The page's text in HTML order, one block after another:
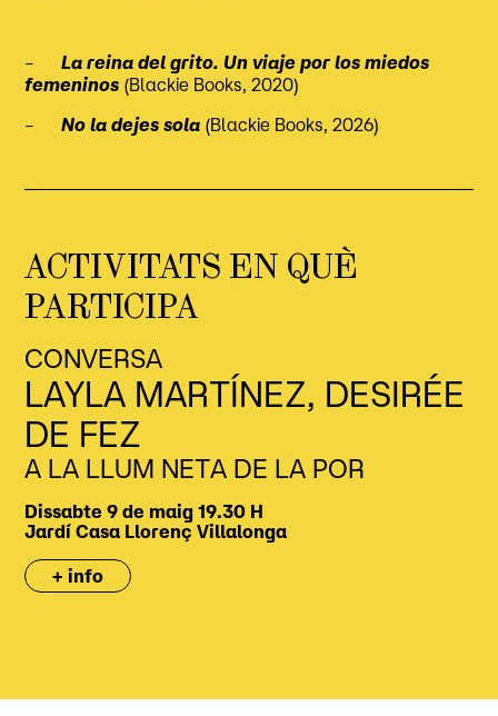
–La reina del grito. Un viaje por los miedos
femeninos (Blackie Books, 2020)
–No la dejes sola (Blackie Books, 2026)
ACTIVITATS EN QUÈ
PARTICIPA
CONVERSA
LAYLA MARTÍNEZ, DESIRÉE
DE FEZ
A LA LLUM NETA DE LA POR
Dissabte 9 de maig 19.30 H
Jardí Casa Llorenç Villalonga
+ info